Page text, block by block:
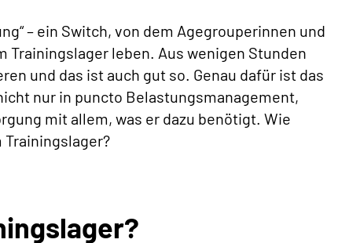
– ein Switch, von dem Agegrouperinnen und
leben. Aus wenigen Stunden
und das ist auch gut so. Genau dafür ist das
nur in puncto Belastungsmanagement,
mit allem, was er dazu benötigt. Wie